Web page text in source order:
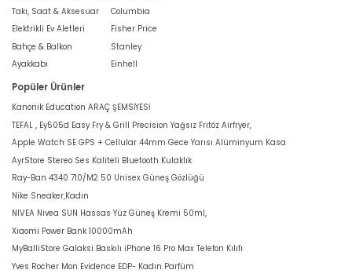
Takı, Saat & Aksesuar
Elektrikli Ev Aletleri
Bahçe & Balkon
Ayakkabı
Columbia
Fisher Price
Stanley
Einhell
Popüler Ürünler
Kanonik Education ARAÇ ŞEMSİYESİ
TEFAL , Ey505d Easy Fry & Grill Precision Yağsız Fritöz Airfryer,
Apple Watch SE GPS + Cellular 44mm Gece Yarısı Alüminyum Kasa
AyrStore Stereo Ses Kaliteli Bluetooth Kulaklık
Ray-Ban 4340 710/M2 50 Unisex Güneş Gözlüğü
Nike Sneaker,Kadın
NIVEA Nivea SUN Hassas Yüz Güneş Kremi 50ml,
Xiaomi Power Bank 10000mAh
MyBalliStore Galaksi Baskılı iPhone 16 Pro Max Telefon Kılıfı
Yves Rocher Mon Evidence EDP- Kadın Parfüm